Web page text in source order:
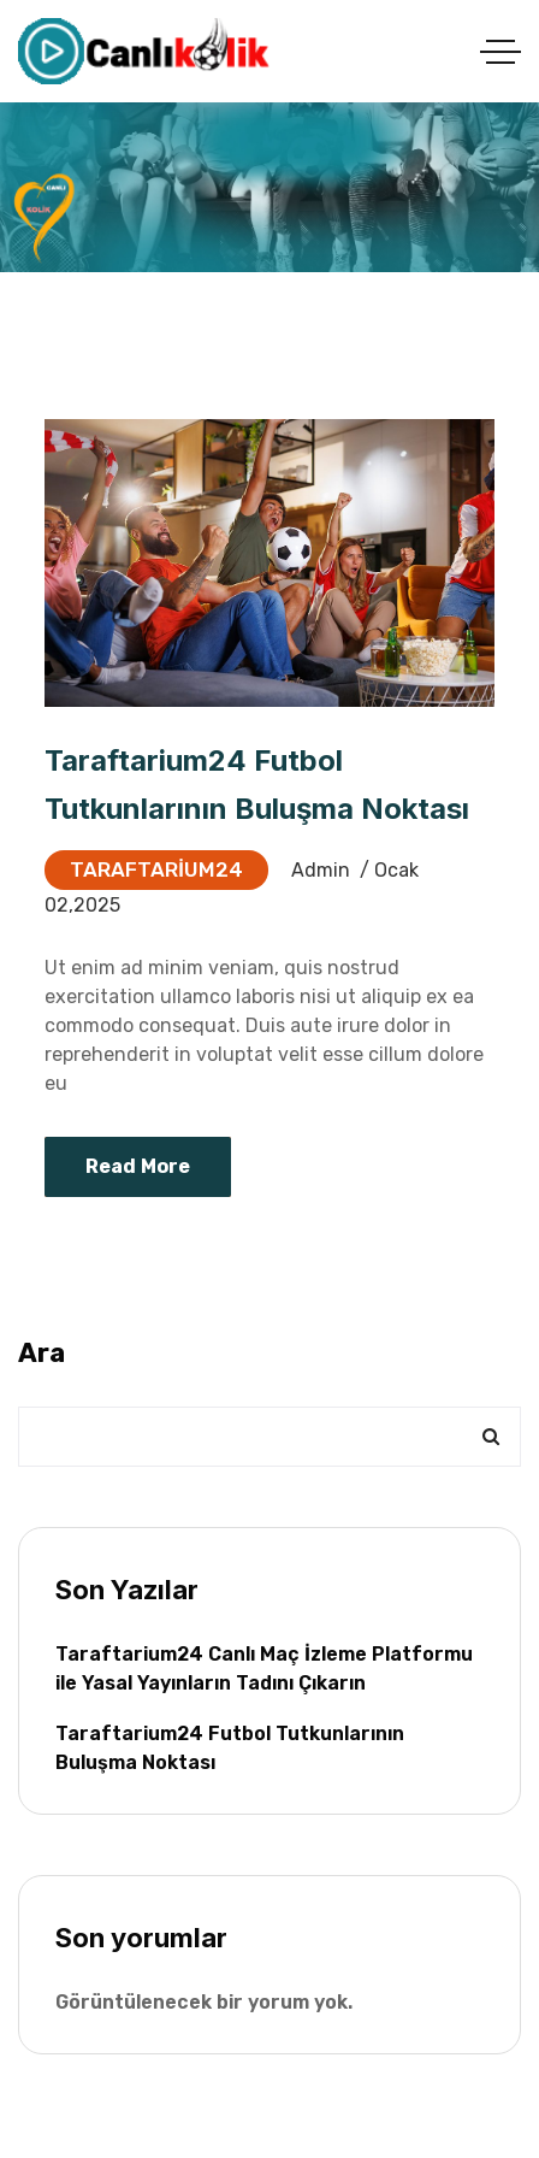
Taraftarium24 Futbol
Tutkunlarının Buluşma Noktası
TARAFTARIUM24 Admin / Ocak
02,2025
Ut enim ad minim veniam, quis nostrud
exercitation ullamco laboris nisi ut aliquip ex ea
commodo consequat. Duis aute irure dolor in
reprehenderit in voluptat velit esse cillum dolore
eu
Read More
Ara
Son Yazılar
Taraftarium24 Canlı Maç İzleme Platformu
ile Yasal Yayınların Tadını Çıkarın
Taraftarium24 Futbol Tutkunlarının
Buluşma Noktası
Son yorumlar
Görüntülenecek bir yorum yok.